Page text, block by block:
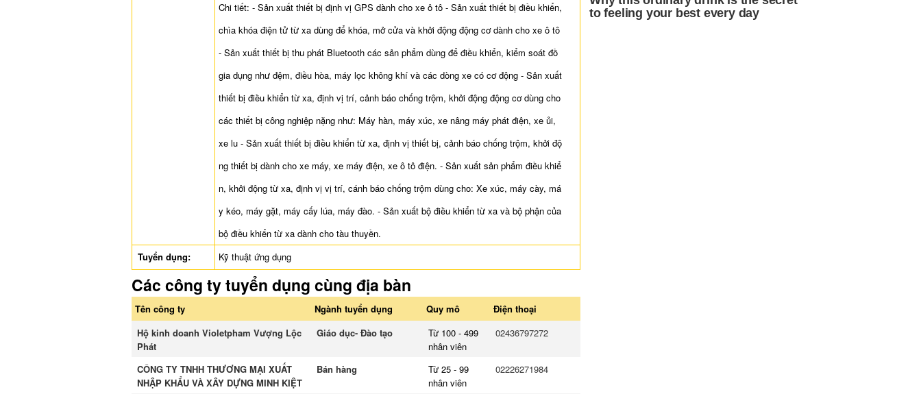
Chi tiết: - Sản xuất thiết bị định vị GPS dành cho xe ô tô - Sản xuất thiết bị điều khiển,
chìa khóa điện tử từ xa dùng để khóa, mở cửa và khởi động động cơ dành cho xe ô tô
- Sản xuất thiết bị thu phát Bluetooth các sản phẩm dùng để điều khiển, kiểm soát đồ
gia dụng như đệm, điều hòa, máy lọc không khí và các dòng xe có cơ động - Sản xuất
thiết bị điều khiển từ xa, định vị trí, cảnh báo chống trộm, khởi động động cơ dùng cho
các thiết bị công nghiệp nặng như: Máy hàn, máy xúc, xe nâng máy phát điện, xe ủi,
xe lu - Sản xuất thiết bị điều khiển từ xa, định vị thiết bị, cảnh báo chống trộm, khởi độ
ng thiết bị dành cho xe máy, xe máy điện, xe ô tô điện. - Sản xuất sản phẩm điều khiể
n, khởi động từ xa, định vị vị trí, cánh báo chống trộm dùng cho: Xe xúc, máy cày, má
y kéo, máy gặt, máy cấy lúa, máy đào. - Sản xuất bộ điều khiển từ xa và bộ phận của
bộ điều khiển từ xa dành cho tàu thuyền.
Tuyển dụng:
Kỹ thuật ứng dụng
Các công ty tuyển dụng cùng địa bàn
Tên công ty Ngành tuyển dụng Quy mô
Điện thoại
Hộ kinh doanh Violetpham Vượng Lộc
Phát
Giáo dục- Đào tạo
Từ 100 - 499
nhân viên
02436797272
CÔNG TY TNHH THƯƠNG MẠI XUẤT
NHẬP KHẨU VÀ XÂY DỰNG MINH KIỆT
Bán hàng
Từ 25 - 99
nhân viên
02226271984